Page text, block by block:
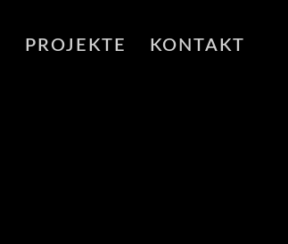
PROJEKTE KONTAKT